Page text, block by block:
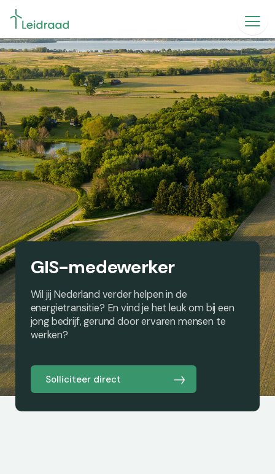
GIS-medewerker
Wil jij Nederland verder helpen in de
energietransitie? En vind je het leuk om bij een
jong bedrijf, gerund door ervaren mensen te
werken?
Solliciteer direct